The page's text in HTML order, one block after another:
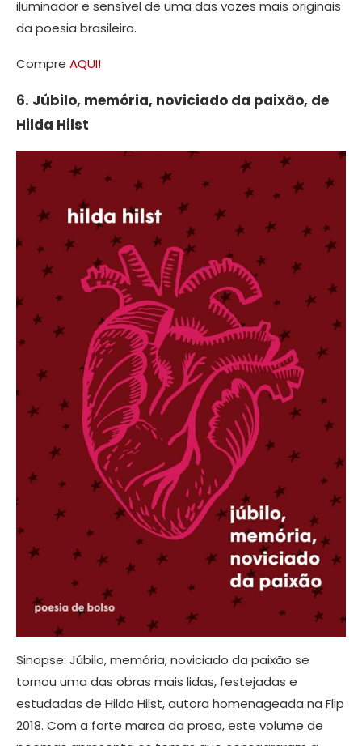
iluminador e sensível de uma das vozes mais originais
da poesia brasileira.
Compre AQUI!
6. Júbilo, memória, noviciado da paixão, de
Hilda Hilst
Sinopse: Júbilo, memória, noviciado da paixão se
tornou uma das obras mais lidas, festejadas e
estudadas de Hilda Hilst, autora homenageada na Flip
2018. Com a forte marca da prosa, este volume de